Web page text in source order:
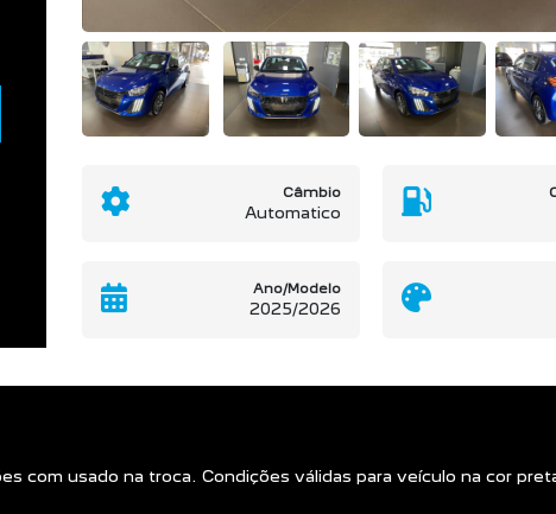
Câmbio
Automatico
Ano/Modelo
2025/2026
com usado na troca. Condições válidas para veículo na cor